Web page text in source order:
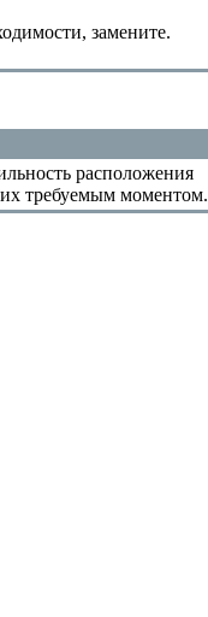
замените.
расположения
их требуемым моментом.